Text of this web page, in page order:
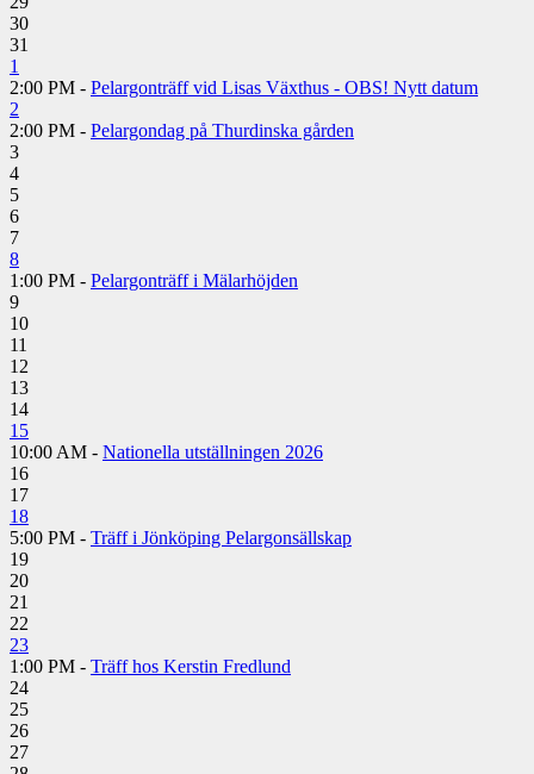
30
31
1
2:00 PM - Pelargonträff vid Lisas Växthus - OBS! Nytt datum
2
2:00 PM - Pelargondag på Thurdinska gården
3
4
5
6
7
8
1:00 PM - Pelargonträff i Mälarhöjden
9
10
11
12
13
14
15
10:00 AM - Nationella utställningen 2026
16
17
18
5:00 PM - Träff i Jönköping Pelargonsällskap
19
20
21
22
23
1:00 PM - Träff hos Kerstin Fredlund
24
25
26
27